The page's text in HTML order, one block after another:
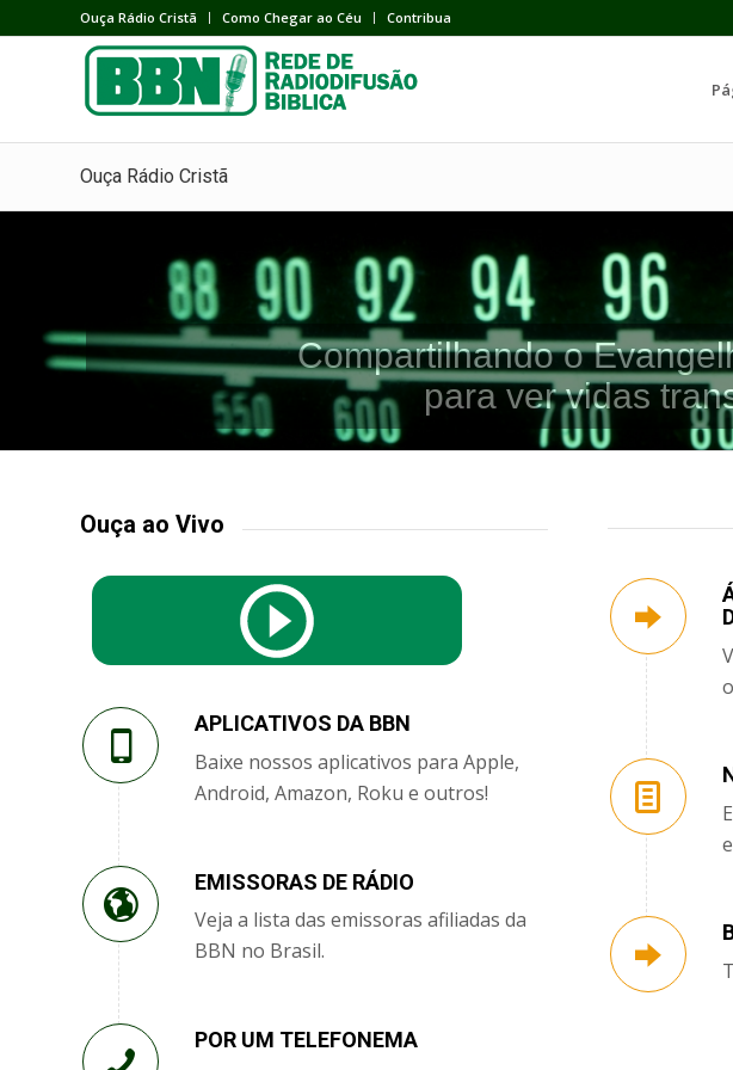
Ouça Rádio Cristã Como Chegar ao Céu Contribua
Ouça Rádio Cristã
Compartilhando o
para ver vidas
Ouça ao Vivo
APLICATIVOS DA BBN
Baixe nossos aplicativos para Apple,
Android, Amazon, Roku e outros!
EMISSORAS DE RÁDIO
Veja a lista das emissoras afiliadas da
BBN no Brasil.
POR UM TELEFONEMA